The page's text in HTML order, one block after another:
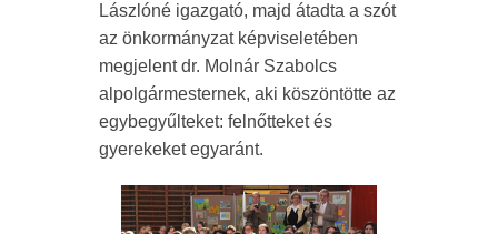
Lászlóné igazgató, majd átadta a szót
az önkormányzat képviseletében
megjelent dr. Molnár Szabolcs
alpolgármesternek, aki köszöntötte az
egybegyűlteket: felnőtteket és
gyerekeket egyaránt.